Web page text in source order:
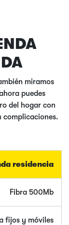
miramos
puedes
del hogar con
complicaciones.
residencia
Fibra 500Mb
fijos y móviles